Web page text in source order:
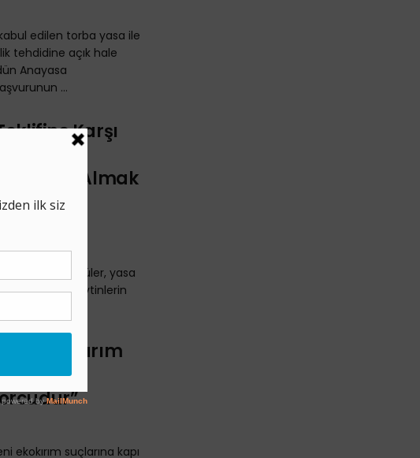
edilen torba yasa ile
tehdidine açık hale
Anayasa
...
Karşı
Almak
Ankara’da 3
tutan köylüler, yasa
zeytinlerin
“Tarım
ekokırım suçlarına kapı